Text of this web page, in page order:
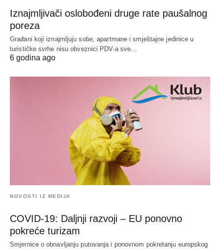
Iznajmljivači oslobođeni druge rate paušalnog
poreza
Građani koji iznajmljuju sobe, apartmane i smještajne jedinice u
turističke svrhe nisu obveznici PDV-a sve…
6 godina ago
NOVOSTI IZ MEDIJA
COVID-19: Daljnji razvoji – EU ponovno
pokreće turizam
Smjernice o obnavljanju putovanja i ponovnom pokretanju europskog